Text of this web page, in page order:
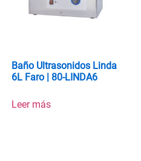
Baño Ultrasonidos Linda
6L Faro | 80-LINDA6
Leer más